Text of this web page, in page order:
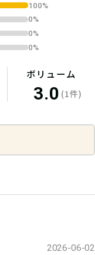
100%
0%
0%
0%
ボリューム
3.0 (1件)
2026-06-02